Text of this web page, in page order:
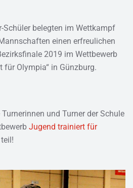
Schüler belegten im Wettkampf
einen erfreulichen
2019 im Wettbewerb
für Olympia“ in Günzburg.
und Turner der Schule
Jugend trainiert für